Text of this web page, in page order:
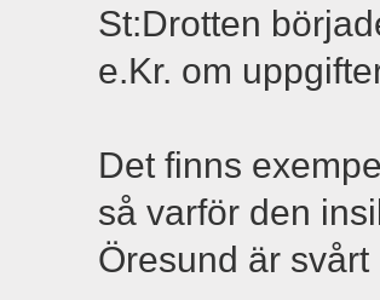
St:Drotten
e.Kr. om
Det finns
så varför den
Öresund är svårt